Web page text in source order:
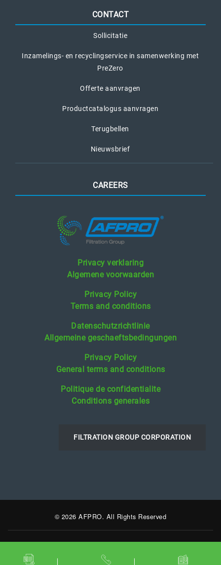
CONTACT
Sollicitatie
Inzamelings- en recyclingservice in samenwerking met
PreZero
Offerte aanvragen
Productcatalogus aanvragen
Terugbellen
Nieuwsbrief
CAREERS
Privacy verklaring
Algemene voorwaarden
Privacy Policy
Terms and conditions
Datenschutzrichtlinie
Allgemeine geschaeftsbedingungen
Privacy Policy
General terms and conditions
Politique de confidentialite
Conditions generales
FILTRATION GROUP CORPORATION
© 2026 AFPRO. All Rights Reserved